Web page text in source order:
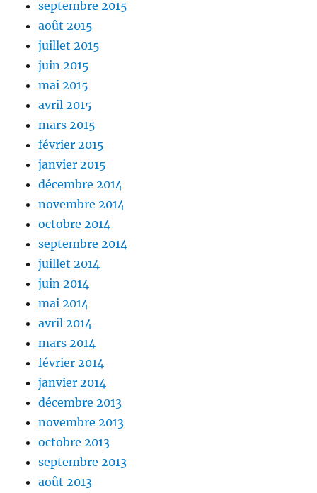
septembre 2015
août 2015
juillet 2015
juin 2015
mai 2015
avril 2015
mars 2015
février 2015
janvier 2015
décembre 2014
novembre 2014
octobre 2014
septembre 2014
juillet 2014
juin 2014
mai 2014
avril 2014
mars 2014
février 2014
janvier 2014
décembre 2013
novembre 2013
octobre 2013
septembre 2013
août 2013